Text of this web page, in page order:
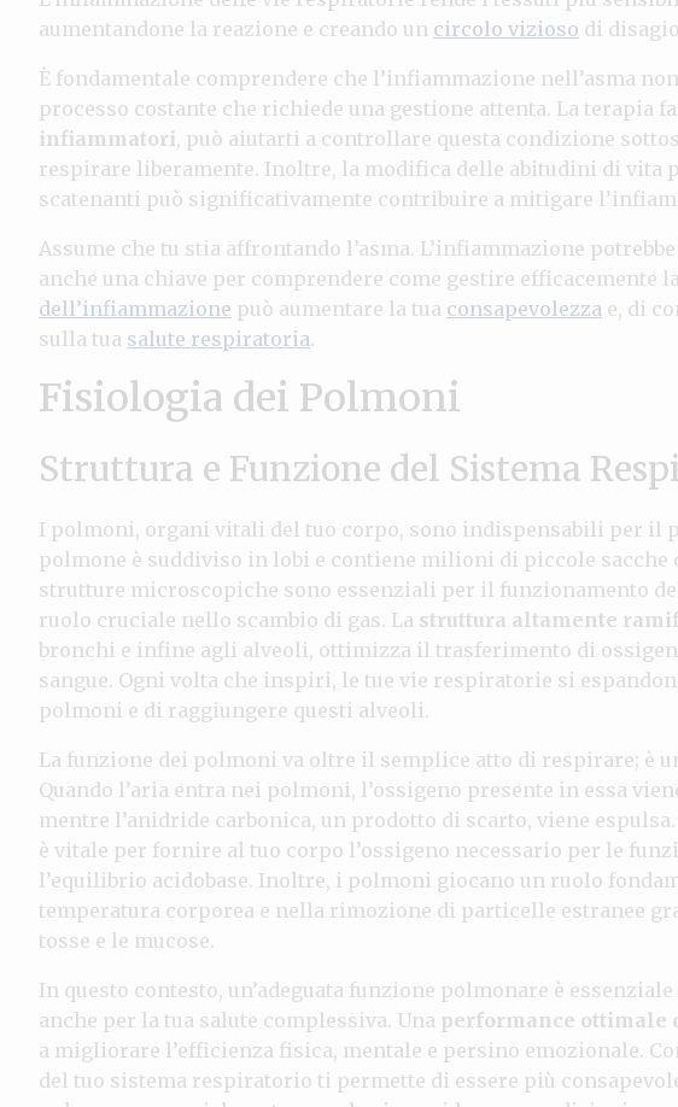
aumentandone la reazione e creando un circolo vizioso di
È fondamentale comprendere che l’infiammazione nell’asma
processo costante che richiede una gestione attenta. La terapia
infiammatori, può aiutarti a controllare questa condizione
respirare liberamente. Inoltre, la modifica delle abitudini di vita
scatenanti può significativamente contribuire a mitigare
Assume che tu stia affrontando l’asma. L’infiammazione
anche una chiave per comprendere come gestire efficacemente
dell’infiammazione può aumentare la tua consapevolezza e, di
sulla tua salute respiratoria.
Fisiologia dei Polmoni
Struttura e Funzione del Sistema
I polmoni, organi vitali del tuo corpo, sono indispensabili per il
polmone è suddiviso in lobi e contiene milioni di piccole sacche
strutture microscopiche sono essenziali per il funzionamento
ruolo cruciale nello scambio di gas. La struttura altamente
bronchi e infine agli alveoli, ottimizza il trasferimento di
sangue. Ogni volta che inspiri, le tue vie respiratorie si
polmoni e di raggiungere questi alveoli.
La funzione dei polmoni va oltre il semplice atto di respirare; è
Quando l’aria entra nei polmoni, l’ossigeno presente in essa
mentre l’anidride carbonica, un prodotto di scarto, viene espulsa.
è vitale per fornire al tuo corpo l’ossigeno necessario per le
l’equilibrio acidobase. Inoltre, i polmoni giocano un ruolo
temperatura corporea e nella rimozione di particelle estranee
tosse e le mucose.
In questo contesto, un’adeguata funzione polmonare è
anche per la tua salute complessiva. Una performance ottimale
a migliorare l’efficienza fisica, mentale e persino emozionale.
del tuo sistema respiratorio ti permette di essere più